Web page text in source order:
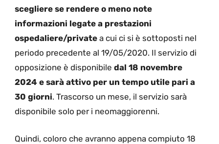
scegliere se rendere o meno note
informazioni legate a prestazioni
ospedaliere/private a cui ci si è sottoposti nel
periodo precedente al 19/05/2020. Il servizio di
opposizione è disponibile dal 18 novembre
2024 e sarà attivo per un tempo utile pari a
30 giorni. Trascorso un mese, il servizio sarà
disponibile solo per i neomaggiorenni.
Quindi, coloro che avranno appena compiuto 18